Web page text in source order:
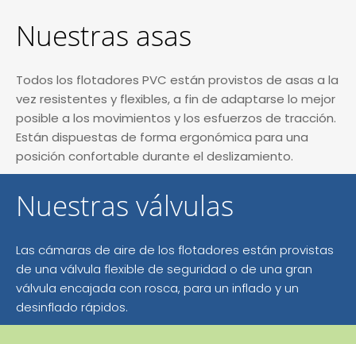
Nuestras asas
Todos los flotadores PVC están provistos de asas a la
vez resistentes y flexibles, a fin de adaptarse lo mejor
posible a los movimientos y los esfuerzos de tracción.
Están dispuestas de forma ergonómica para una
posición confortable durante el deslizamiento.
Nuestras válvulas
Las cámaras de aire de los flotadores están provistas
de una válvula flexible de seguridad o de una gran
válvula encajada con rosca, para un inflado y un
desinflado rápidos.